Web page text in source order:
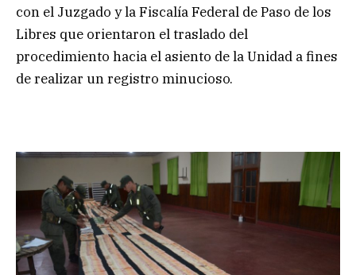
con el Juzgado y la Fiscalía Federal de Paso de los
Libres que orientaron el traslado del
procedimiento hacia el asiento de la Unidad a fines
de realizar un registro minucioso.